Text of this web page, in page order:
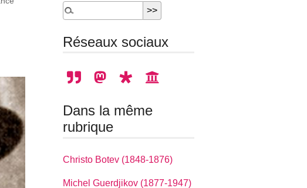
Réseaux sociaux
Dans la même
rubrique
Christo Botev (1848-1876)
Michel Guerdjikov (1877-1947)